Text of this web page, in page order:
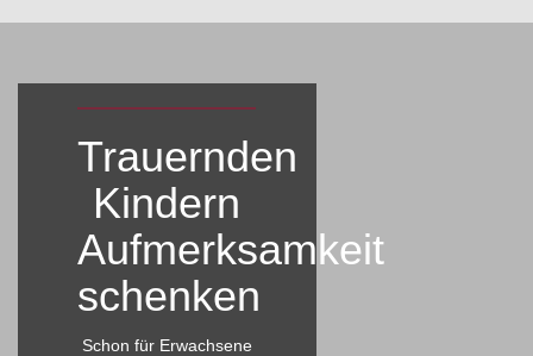
Trauernden
Kindern
Aufmerksamkeit
schenken
Schon für Erwachsene